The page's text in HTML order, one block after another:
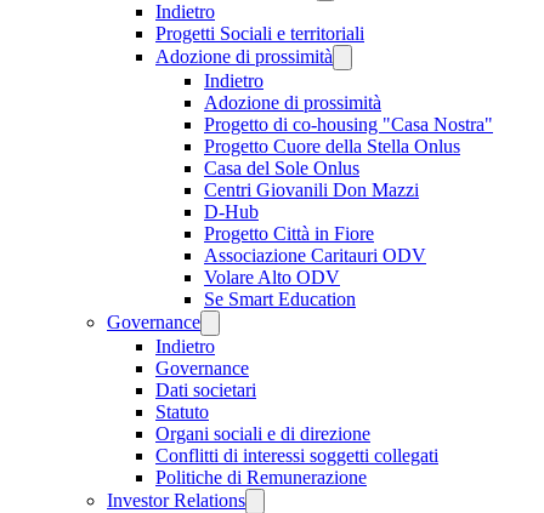
Indietro
Progetti Sociali e territoriali
Adozione di prossimità
Indietro
Adozione di prossimità
Progetto di co-housing "Casa Nostra"
Progetto Cuore della Stella Onlus
Casa del Sole Onlus
Centri Giovanili Don Mazzi
D-Hub
Progetto Città in Fiore
Associazione Caritauri ODV
Volare Alto ODV
Se Smart Education
Governance
Indietro
Governance
Dati societari
Statuto
Organi sociali e di direzione
Conflitti di interessi soggetti collegati
Politiche di Remunerazione
Investor Relations